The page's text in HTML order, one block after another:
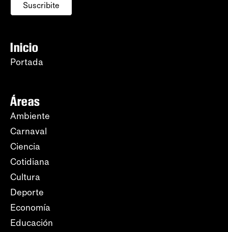
Suscribite
Inicio
Portada
Áreas
Ambiente
Carnaval
Ciencia
Cotidiana
Cultura
Deporte
Economía
Educación